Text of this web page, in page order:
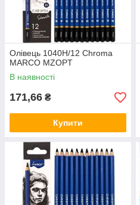
Олівець 1040Н/12 Chroma
MARCO MZOPT
В наявності
171,66 ₴
Купити